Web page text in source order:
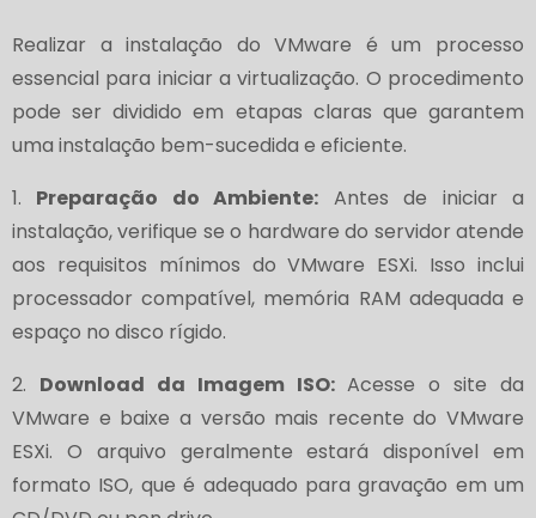
Realizar a instalação do VMware é um processo
essencial para iniciar a virtualização. O procedimento
pode ser dividido em etapas claras que garantem
uma instalação bem-sucedida e eficiente.
1. Preparação do Ambiente: Antes de iniciar a
instalação, verifique se o hardware do servidor atende
aos requisitos mínimos do VMware ESXi. Isso inclui
processador compatível, memória RAM adequada e
espaço no disco rígido.
2. Download da Imagem ISO:Acesse o site da
VMware e baixe a versão mais recente do VMware
ESXi. O arquivo geralmente estará disponível em
formato ISO, que é adequado para gravação em um